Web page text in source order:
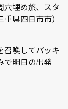
埋め旅、スタ
県四日市市）
召喚してパッキ
明日の出発